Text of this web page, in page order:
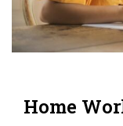
Home